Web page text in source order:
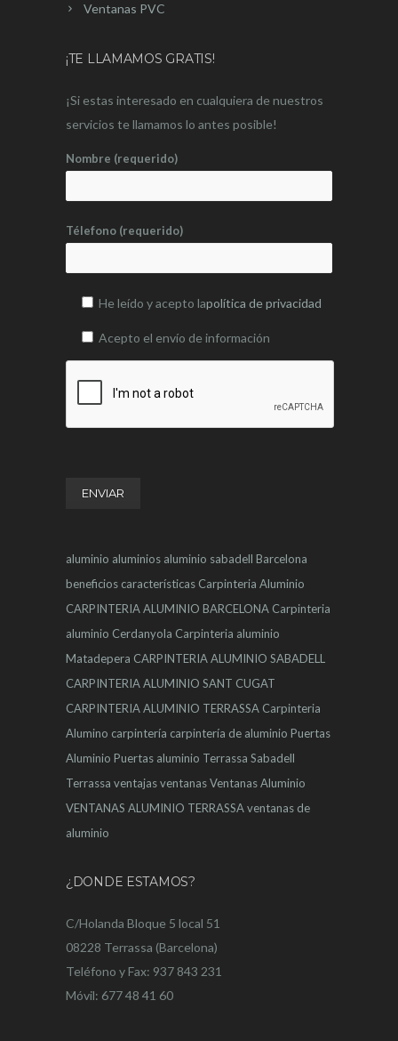
Ventanas PVC
¡TE LLAMAMOS GRATIS!
¡Si estas interesado en cualquiera de nuestros
servicios te llamamos lo antes posible!
Nombre (requerido)
Télefono (requerido)
He leído y acepto lapolítica de privacidad
Acepto el envío de información
aluminio aluminios aluminio sabadell Barcelona
beneficios características Carpinteria Aluminio
CARPINTERIA ALUMINIO BARCELONA Carpinteria
aluminio Cerdanyola Carpinteria aluminio
Matadepera CARPINTERIA ALUMINIO SABADELL
CARPINTERIA ALUMINIO SANT CUGAT
CARPINTERIA ALUMINIO TERRASSA Carpinteria
Alumino carpintería carpintería de aluminio Puertas
Aluminio Puertas aluminio Terrassa Sabadell
Terrassa ventajasventanasVentanas Aluminio
VENTANAS ALUMINIO TERRASSAventanas de
aluminio
¿DONDE ESTAMOS?
C/Holanda Bloque 5 local 51
08228 Terrassa (Barcelona)
Teléfono y Fax: 937 843 231
Móvil: 677 48 41 60